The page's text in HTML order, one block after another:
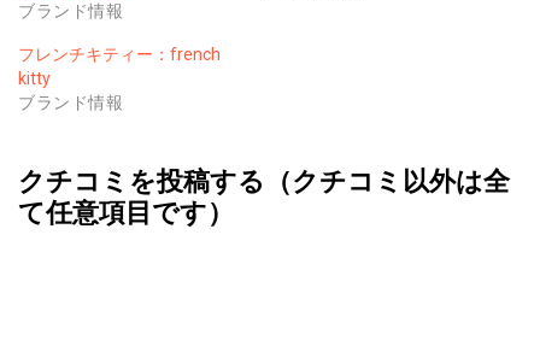
ブランド情報
フレンチキティー：french
kitty
ブランド情報
クチコミを投稿する（クチコミ以外は全
て任意項目です）